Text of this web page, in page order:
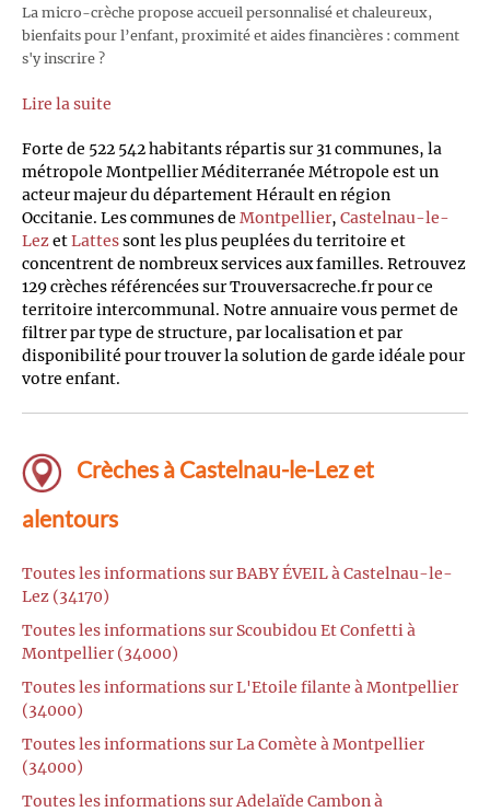
La micro-crèche propose accueil personnalisé et chaleureux,
bienfaits pour l’enfant, proximité et aides financières : comment
s'y inscrire ?
Lire la suite
Forte de 522 542 habitants répartis sur 31 communes, la
métropole Montpellier Méditerranée Métropole est un
acteur majeur du département Hérault en région
Occitanie. Les communes de Montpellier, Castelnau-le-
LezetLattessont les plus peuplées du territoire et
concentrent de nombreux services aux familles. Retrouvez
129 crèches référencées sur Trouversacreche.fr pour ce
territoire intercommunal. Notre annuaire vous permet de
filtrer par type de structure, par localisation et par
disponibilité pour trouver la solution de garde idéale pour
votre enfant.
Crèches à Castelnau-le-Lez et
alentours
Toutes les informations sur BABY ÉVEIL à Castelnau-le-
Lez (34170)
Toutes les informations sur Scoubidou Et Confetti à
Montpellier (34000)
Toutes les informations sur L'Etoile filante à Montpellier
(34000)
Toutes les informations sur La Comète à Montpellier
(34000)
Toutes les informations sur Adelaïde Cambon à